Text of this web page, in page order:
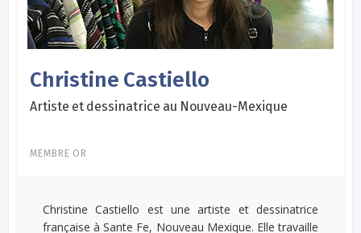
Christine Castiello
Artiste et dessinatrice au Nouveau-Mexique
MEMBRE OR
Christine Castiello est une artiste et dessinatrice
française à Sante Fe, Nouveau Mexique. Elle travaille